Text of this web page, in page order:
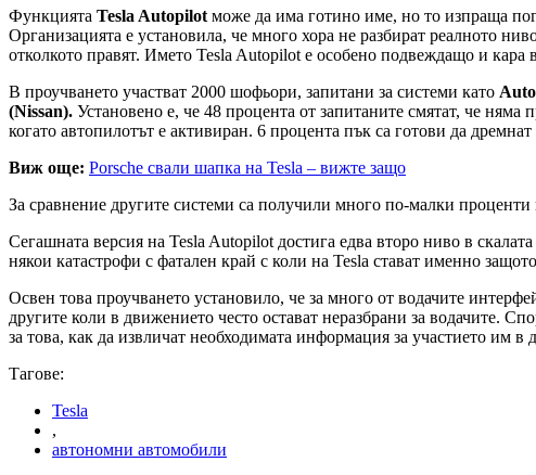
Функцията Tesla Autopilot може да има готино име, но то изпраща
Организацията е установила, че много хора не разбират реалното
отколкото правят. Името Tesla Autopilot е особено подвеждащо и кара
В проучването участват 2000 шофьори, запитани за системи като
(Nissan). Установено е, че 48 процента от запитаните смятат, че няма
когато автопилотът е активиран. 6 процента пък са готови да
Виж още: Porsche свали шапка на Tesla – вижте защо
За сравнение другите системи са получили много по-малки
Сегашната версия на Tesla Autopilot достига едва второ ниво в
някои катастрофи с фатален край с коли на Tesla стават именно
Освен това проучването установило, че за много от водачите
другите коли в движението често остават неразбрани за водачите.
за това, как да извличат необходимата информация за участието им в
Тагове:
Tesla
,
автономни автомобили